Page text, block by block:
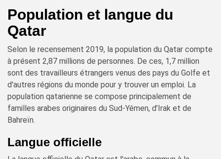
Population et langue du
Qatar
Selon le recensement 2019, la population du Qatar compte
à présent 2,87 millions de personnes. De ces, 1,7 million
sont des travailleurs étrangers venus des pays du Golfe et
d'autres régions du monde pour y trouver un emploi. La
population qatarienne se compose principalement de
familles arabes originaires du Sud-Yémen, d’Irak et de
Bahreïn.
Langue officielle